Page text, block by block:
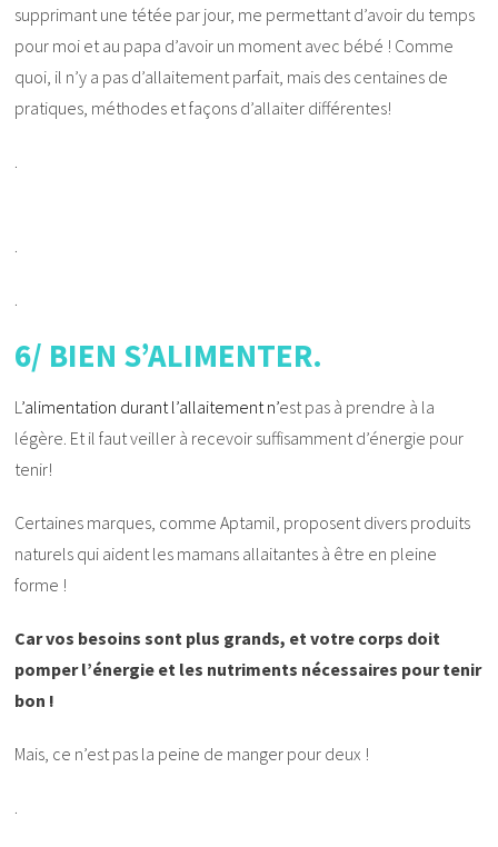
supprimant une tétée par jour, me permettant d’avoir du temps
pour moi et au papa d’avoir un moment avec bébé ! Comme
quoi, il n’y a pas d’allaitement parfait, mais des centaines de
pratiques, méthodes et façons d’allaiter différentes!
.
.
.
6/ BIEN S’ALIMENTER.
L’alimentation durant l’allaitementn’est pas à prendre à la
légère. Et il faut veiller à recevoir suffisamment d’énergie pour
tenir!
Certaines marques, comme Aptamil, proposent divers produits
naturels qui aident les mamans allaitantes à être en pleine
forme !
Car vos besoins sont plus grands, et votre corps doit
pomper l’énergie et les nutriments nécessaires pour tenir
bon !
Mais, ce n’est pas la peine de manger pour deux !
.